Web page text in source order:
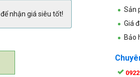
để nhận giá siêu tốt!
Sản
Giá
Bảo